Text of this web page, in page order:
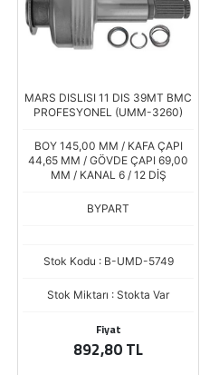
MARS DISLISI 11 DIS 39MT BMC
PROFESYONEL (UMM-3260)
BOY 145,00 MM / KAFA ÇAPI
44,65 MM / GÖVDE ÇAPI 69,00
MM / KANAL 6 / 12 DİŞ
BYPART
Stok Kodu : B-UMD-5749
Stok Miktarı : Stokta Var
Fiyat
892,80 TL